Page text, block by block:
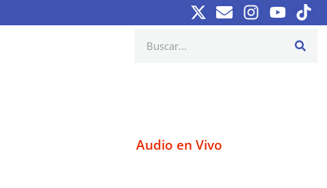
Audio en Vivo